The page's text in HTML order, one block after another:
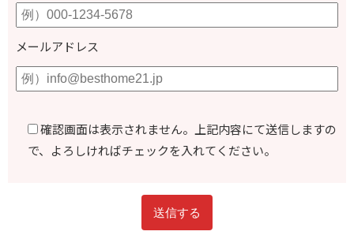
メールアドレス
確認画面は表示されません。上記内容にて送信しますの
で、よろしければチェックを入れてください。